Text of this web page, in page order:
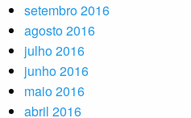
setembro 2016
agosto 2016
julho 2016
junho 2016
maio 2016
abril 2016